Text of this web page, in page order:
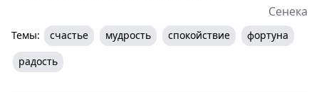
Сенека
Темы: счастье мудрость спокойствие
фортуна
радость